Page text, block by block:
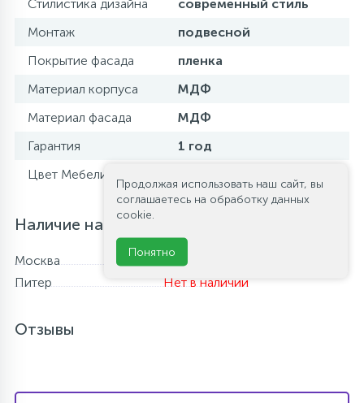
Стилистика дизайна
современный стиль
Монтаж
подвесной
Покрытие фасада
пленка
Материал корпуса
МДФ
Материал фасада
МДФ
Гарантия
1 год
Цвет Мебели
Наличие на складе
Москва
Питер
Нет в наличии
Отзывы
Продолжая использовать наш сайт, вы
соглашаетесь на обработку данных
cookie.
Понятно